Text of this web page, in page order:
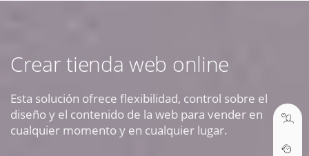
Crear tienda web online
Esta solución ofrece flexibilidad, control sobre el
diseño y el contenido de la web para vender en
cualquier momento y en cualquier lugar.
09:30 AM A 18:30 PM
soporte@webseo.cl